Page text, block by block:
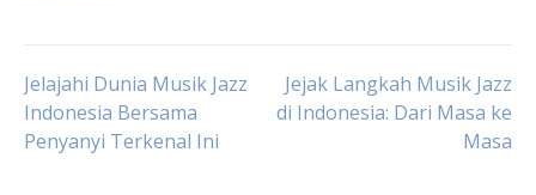
Post
navigation
Jelajahi Dunia Musik Jazz
Indonesia Bersama
Penyanyi Terkenal Ini
Jejak Langkah Musik Jazz
di Indonesia: Dari Masa ke
Masa